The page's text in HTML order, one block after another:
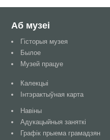
Аб музеі
Гісторыя музея
Былое
Музей працуе
Калекцыі
Інтэрактыўная карта
Навіны
Адукацыйныя заняткі
Графік прыема грамадзян